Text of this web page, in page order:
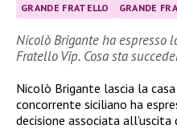
GRANDE FRATELLO GRANDE
Nicolò Brigante ha espresso
Fratello Vip. Cosa sta
Nicolò Brigante lascia la
concorrente siciliano ha
decisione associata